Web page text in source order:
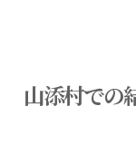
山添村での